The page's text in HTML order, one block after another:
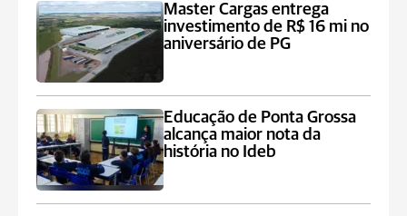
Master Cargas entrega
investimento de R$ 16 mi no
aniversário de PG
Educação de Ponta Grossa
alcança maior nota da
história no Ideb